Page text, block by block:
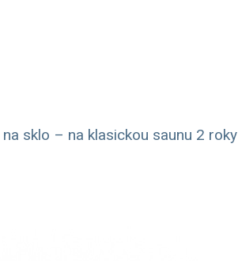
sklo – na klasickou saunu 2 roky